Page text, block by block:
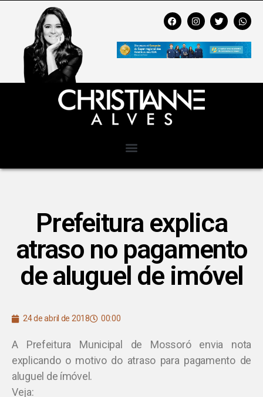
Prefeitura explica
atraso no pagamento
de aluguel de imóvel
24 de abril de 2018 00:00
A Prefeitura Municipal de Mossoró envia nota
explicando o motivo do atraso para pagamento de
aluguel de ímóvel.
Veja: